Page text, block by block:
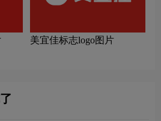
美宜佳标志logo图片